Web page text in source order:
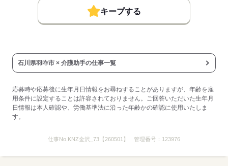
平均年齢
医療・介護・福祉関連
応募する
キープする
石川県羽咋市 × 介護助手の仕事一覧
応募時や応募後に生年月日情報をお尋ねすることがありますが、年齢を雇
用条件に設定することは許容されておりません。ご回答いただいた生年月
日情報は本人確認や、労働基準法に沿った年齢かの確認に使用いたしま
す。
仕事No. KNZ金沢_73【260501】 管理番号： 123976